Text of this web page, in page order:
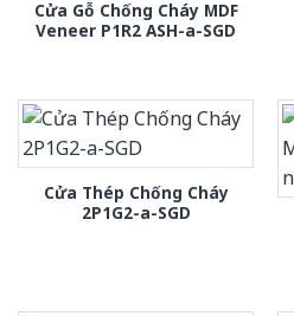
Cửa Gỗ Chống Cháy MDF
Veneer P1R2 ASH-a-SGD
Cửa Thép Chống Cháy
2P1G2-a-SGD